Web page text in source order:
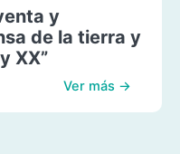
y
de la tierra y
XX”
Ver más →